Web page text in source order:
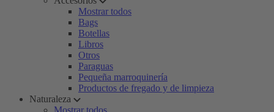
Mostrar todos
Bags
Botellas
Libros
Otros
Paraguas
Pequeña marroquinería
Productos de fregado y de limpieza
Naturaleza
Mostrar todos